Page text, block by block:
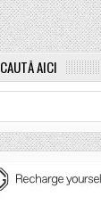
CAUTĂ AICI